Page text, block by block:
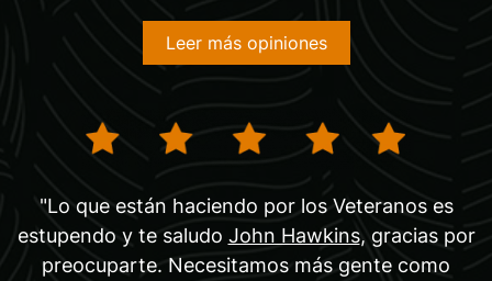
Leer más opiniones
"Lo que están haciendo por los Veteranos es
estupendo y te saludo John Hawkins, gracias por
preocuparte. Necesitamos más gente como